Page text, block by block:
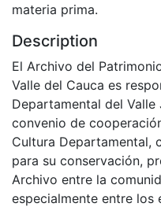
materia prima.
Description
El Archivo del
Valle del Cauca es
Departamental del
convenio de
Cultura Departamental,
para su conservación,
Archivo entre la
especialmente entre los